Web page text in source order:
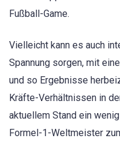
Fußball-Game.
Vielleicht kann es auch
Spannung sorgen, mit
und so Ergebnisse
Kräfte-Verhältnissen in
aktuellem Stand ein
Formel-1-Weltmeister